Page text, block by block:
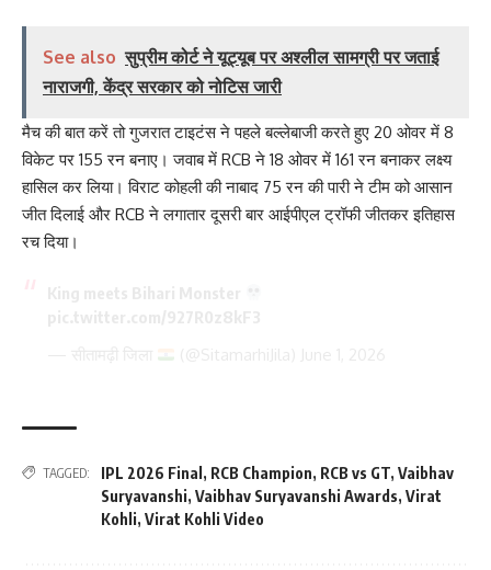
See also सुप्रीम कोर्ट ने यूट्यूब पर अश्लील सामग्री पर जताई
नाराजगी, केंद्र सरकार को नोटिस जारी
मैच की बात करें तो गुजरात टाइटंस ने पहले बल्लेबाजी करते हुए 20 ओवर में 8
विकेट पर 155 रन बनाए। जवाब में RCB ने 18 ओवर में 161 रन बनाकर लक्ष्य
हासिल कर लिया। विराट कोहली की नाबाद 75 रन की पारी ने टीम को आसान
जीत दिलाई और RCB ने लगातार दूसरी बार आईपीएल ट्रॉफी जीतकर इतिहास
रच दिया।
TAGGED: IPL 2026 Final , RCB Champion, RCB vs GT, Vaibhav
Suryavanshi, Vaibhav Suryavanshi Awards, Virat
Kohli, Virat Kohli Video